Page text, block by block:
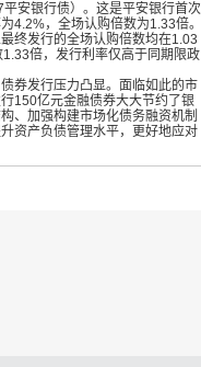
安银行债）。这是平安银行首次
4.2%，全场认购倍数为1.33倍。
终发行的全场认购倍数均在1.03
倍，发行利率仅高于同期限政
券发行压力凸显。面临如此的市
150亿元金融债券大大节约了银
、加强构建市场化债务融资机制
资产负债管理水平，更好地应对